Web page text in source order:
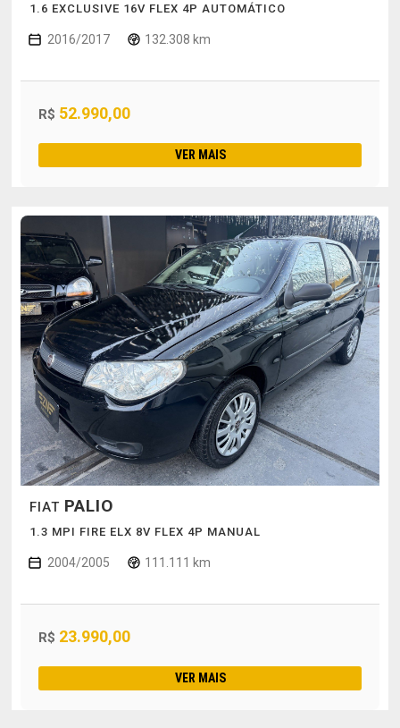
1.6 EXCLUSIVE 16V FLEX 4P AUTOMÁTICO
2016/2017 132.308 km
R$ 52.990,00
VER MAIS
FIAT PALIO
1.3 MPI FIRE ELX 8V FLEX 4P MANUAL
2004/2005 111.111 km
R$ 23.990,00
VER MAIS